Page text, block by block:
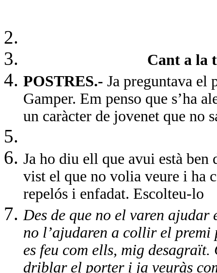
Cant a la
POSTRES.- Ja preguntava el
Gamper. Em penso que s’ha
un caràcter de jovenet que no
Ja ho diu ell que avui està
vist el que no volia veure i ha
repelós i enfadat. Escolteu-lo
Des de que no el varen ajudar
no l’ajudaren a collir el premi
es feu com ells, mig
driblar el porter i ja veuràs